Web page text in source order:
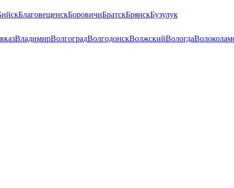
БлаговещенскБоровичиБратскБрянскБузулук
ВладимирВолгоградВолгодонскВолжскийВологда